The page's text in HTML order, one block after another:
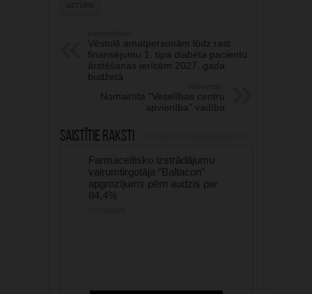
UZTURS
Vēstulē amatpersonām lūdz rast
finansējumu 1. tipa diabēta pacientu
ārstēšanas ierīcēm 2027. gada
budžetā
Nomainīta “Veselības centru
apvienība” vadība
Saistītie raksti
Farmaceitisko izstrādājumu
vairumtirgotāja “Baltacon”
apgrozījums pērn audzis par
84,4%